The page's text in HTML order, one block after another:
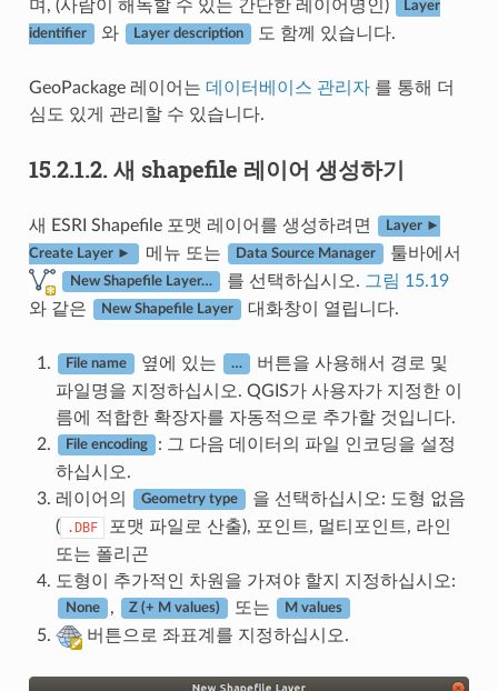
며, (사람이 해독할 수 있는 간단한 레이어명인)
Layer
identifier 와 Layer description 도 함께 있습니다.
GeoPackage 레이어는 데이터베이스 관리자를 통해 더
심도 있게 관리할 수 있습니다.
15.2.1.2. 새 shapefile 레이어 생성하기
새 ESRI Shapefile 포맷 레이어를 생성하려면 Layer ►
Create Layer ► 메뉴 또는 Data Source Manager 툴바에서
New Shapefile Layer… 를 선택하십시오. 그림 15.19
와 같은
New Shapefile Layer 대화창이 열립니다.
File name 옆에 있는 …
버튼을 사용해서 경로 및
파일명을 지정하십시오. QGIS가 사용자가 지정한 이
름에 적합한 확장자를 자동적으로 추가할 것입니다.
File encoding
: 그 다음 데이터의 파일 인코딩을 설정
하십시오.
레이어의
Geometry type
을 선택하십시오: 도형 없음
( .DBF
포맷 파일로 산출), 포인트, 멀티포인트, 라인
또는 폴리곤
도형이 추가적인 차원을 가져야 할지 지정하십시오:
None , Z (+ M values) 또는 M values
버튼으로 좌표계를 지정하십시오.